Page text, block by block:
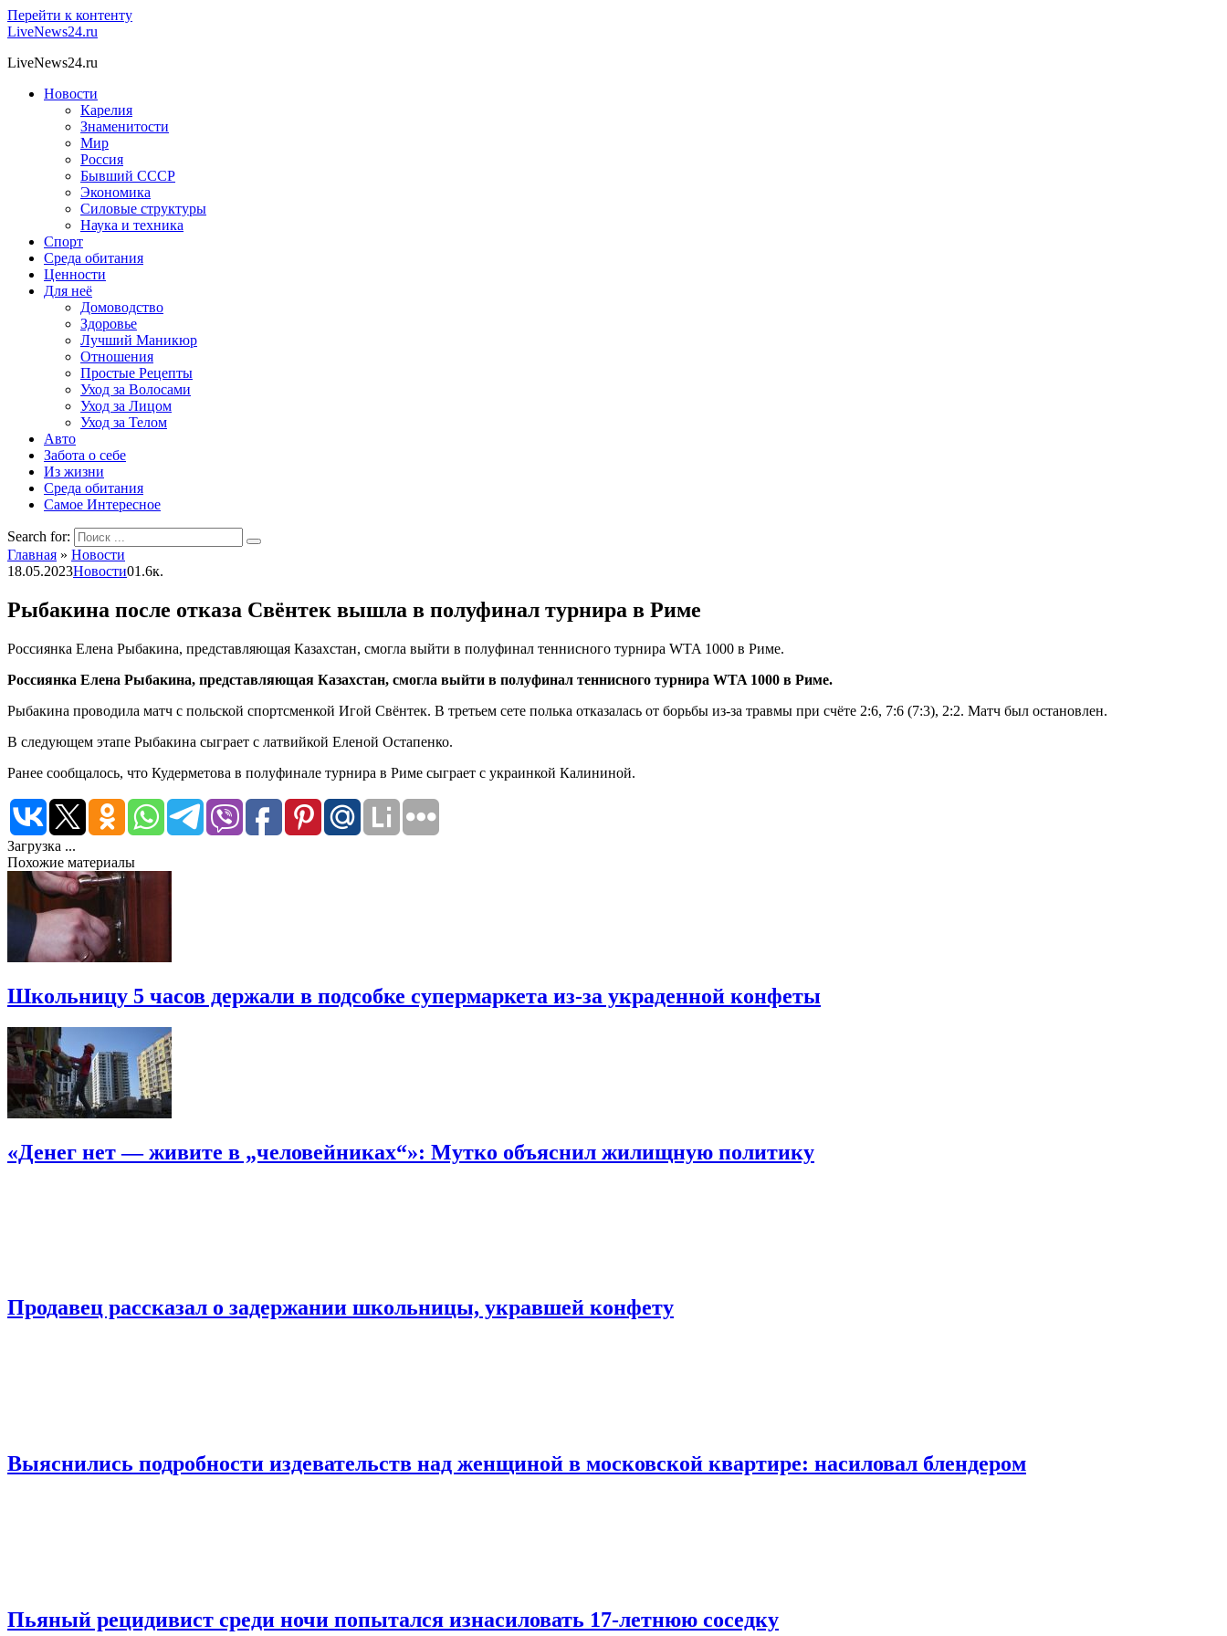
Перейти к контенту
LiveNews24.ru
LiveNews24.ru
Новости
Карелия
Знаменитости
Мир
Россия
Бывший СССР
Экономика
Силовые структуры
Наука и техника
Спорт
Среда обитания
Ценности
Для неё
Домоводство
Здоровье
Лучший Маникюр
Отношения
Простые Рецепты
Уход за Волосами
Уход за Лицом
Уход за Телом
Авто
Забота о себе
Из жизни
Среда обитания
Самое Интересное
Search for:
Главная » Новости
18.05.2023Новости01.6к.
Рыбакина после отказа Свёнтек вышла в полуфинал турнира в Риме
Россиянка Елена Рыбакина, представляющая Казахстан, смогла выйти в полуфинал теннисного турнира WTA 1000 в Риме.
Россиянка Елена Рыбакина, представляющая Казахстан, смогла выйти в полуфинал теннисного турнира WTA 1000 в Риме.
Рыбакина проводила матч с польской спортсменкой Игой Свёнтек. В третьем сете полька отказалась от борьбы из-за травмы при счёте 2:6, 7:6 (7:3), 2:2. Матч был остановлен.
В следующем этапе Рыбакина сыграет с латвийкой Еленой Остапенко.
Ранее сообщалось, что Кудерметова в полуфинале турнира в Риме сыграет с украинкой Калининой.
Загрузка ...
Похожие материалы
Школьницу 5 часов держали в подсобке супермаркета из-за украденной конфеты
«Денег нет — живите в „человейниках“»: Мутко объяснил жилищную политику
Продавец рассказал о задержании школьницы, укравшей конфету
Выяснились подробности издевательств над женщиной в московской квартире: насиловал блендером
Пьяный рецидивист среди ночи попытался изнасиловать 17-летнюю соседку